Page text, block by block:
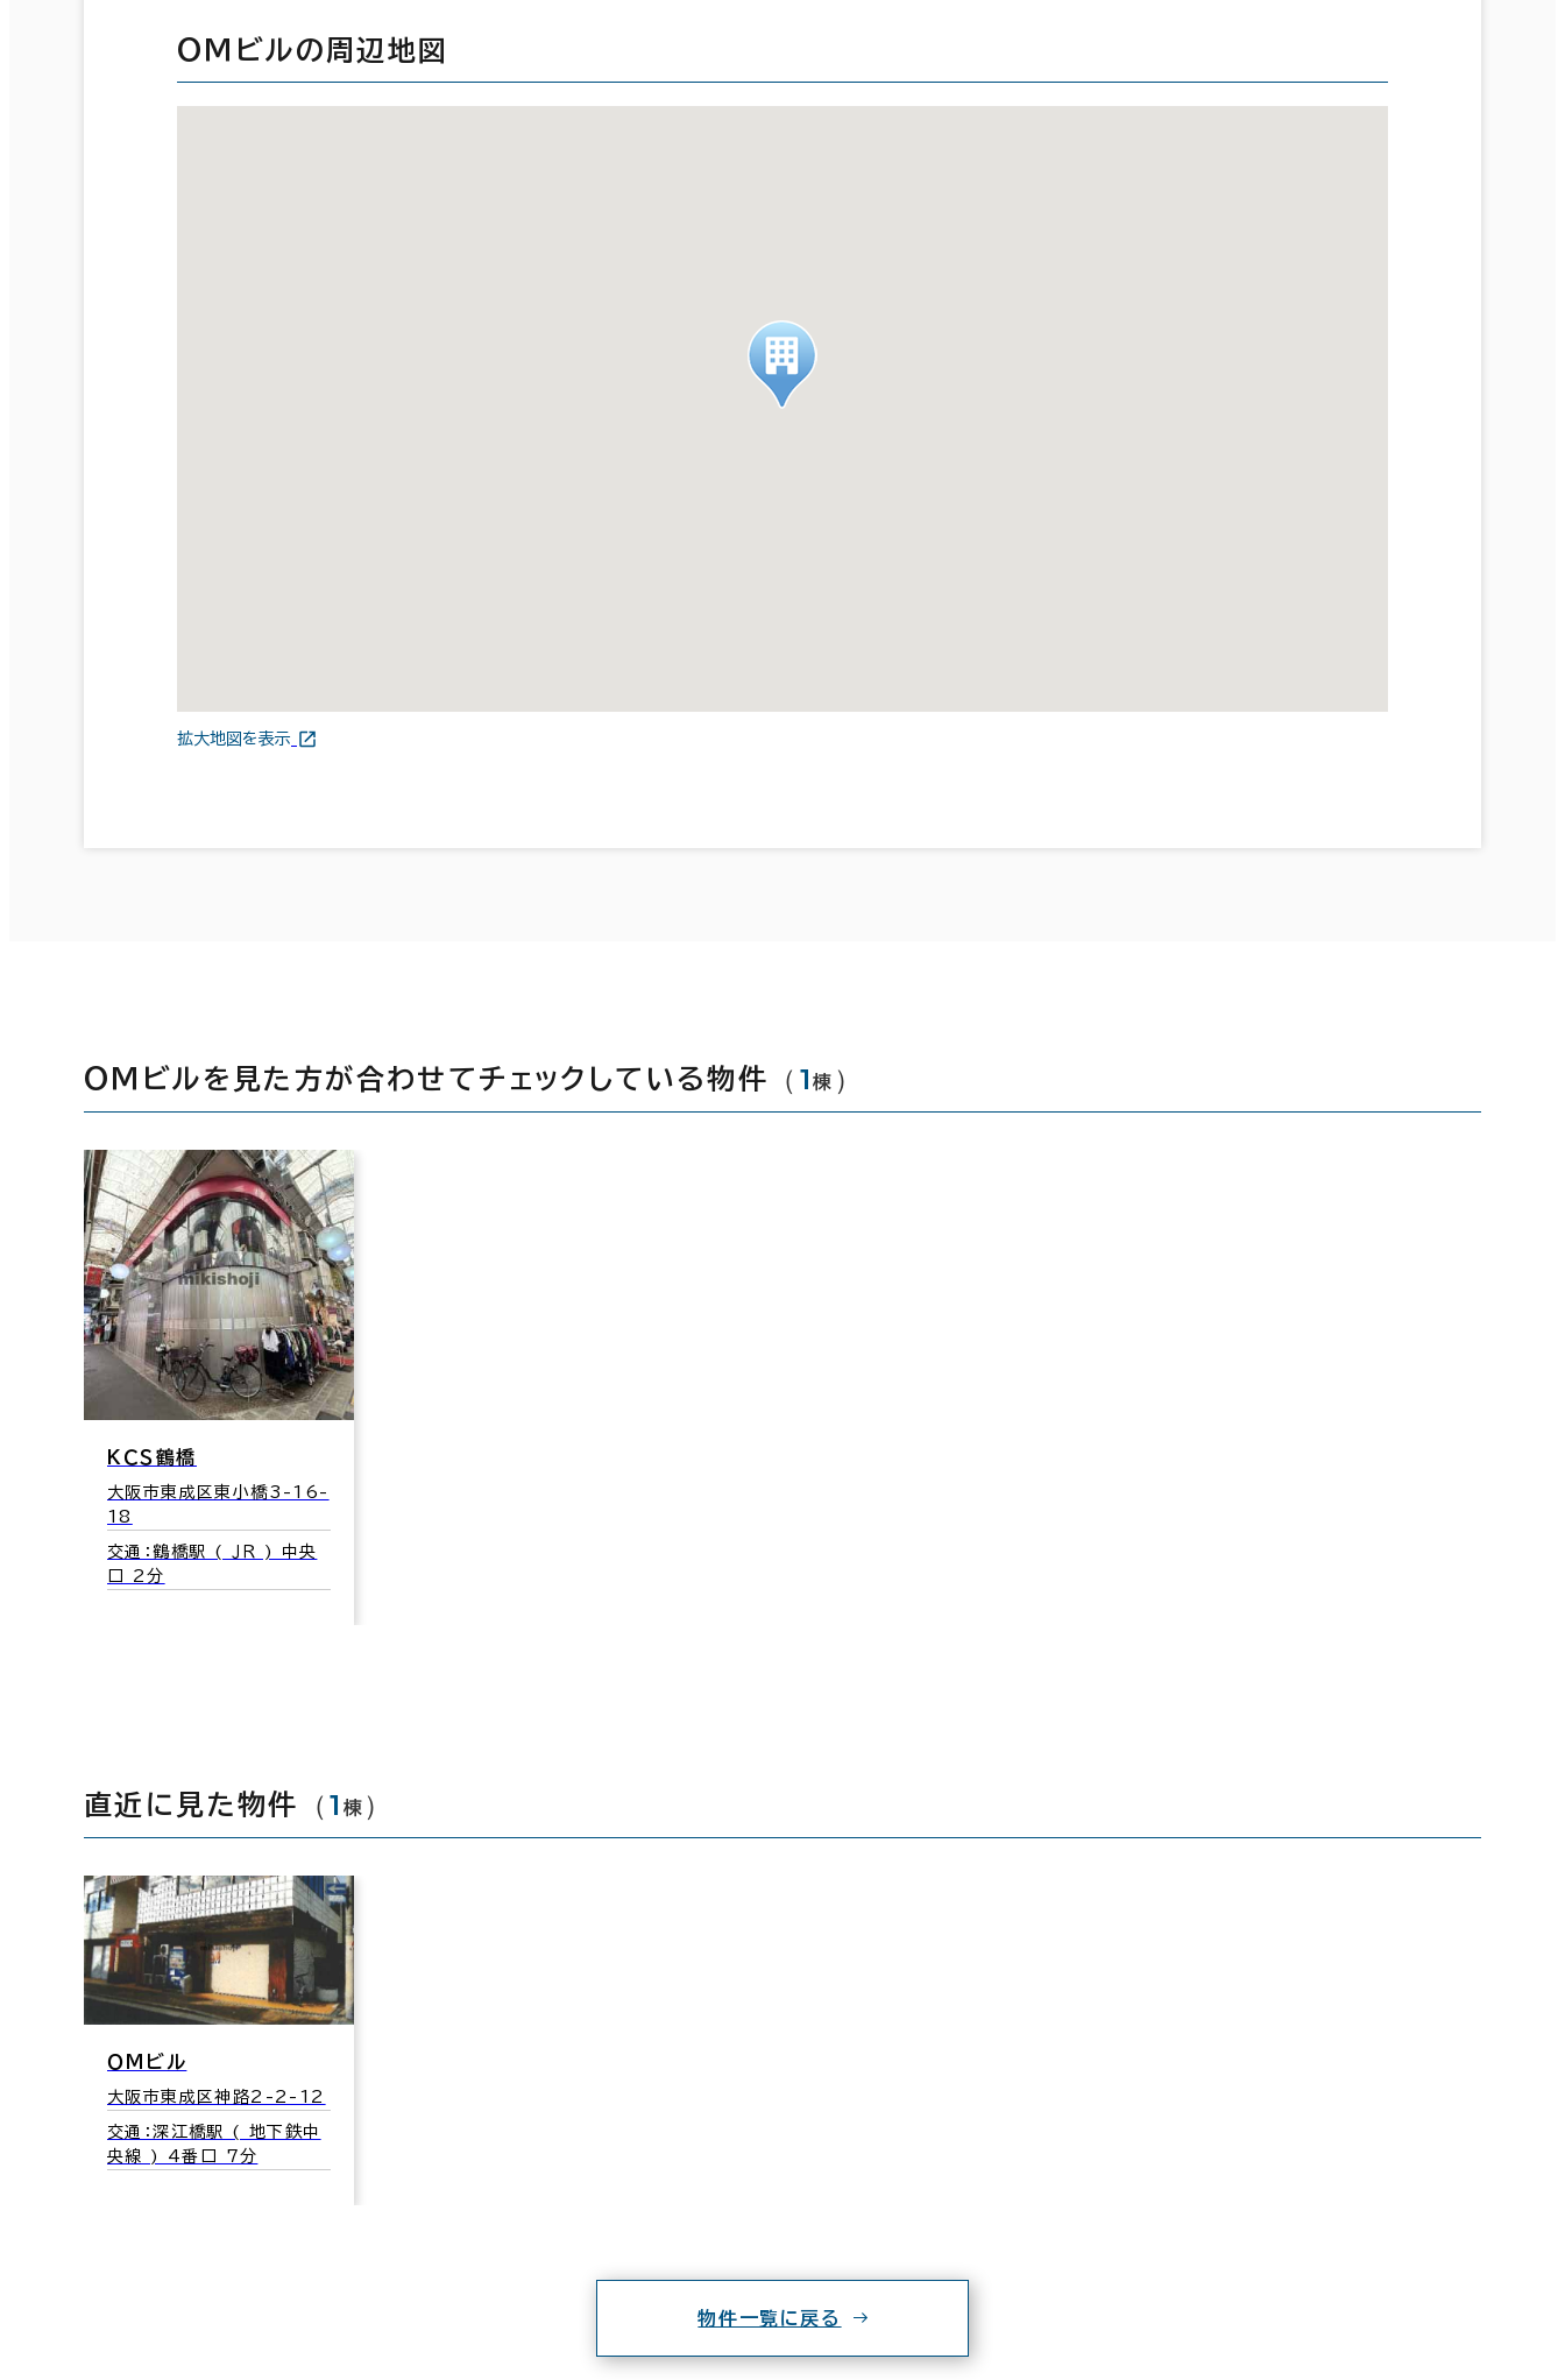
ＯＭビルの周辺地図
拡大地図を表示
ＯＭビルを見た方が合わせてチェックしている物件 （ 1棟 ）
ＫＣＳ鶴橋
大阪市東成区東小橋3-16-
18
交通：鶴橋駅 ( ＪＲ ) 中央
口 2分
直近に見た物件 （1 棟 ）
ＯＭビル
大阪市東成区神路2-2-12
交通：深江橋駅 ( 地下鉄中
央線 ) 4番口 7分
物件一覧に戻る